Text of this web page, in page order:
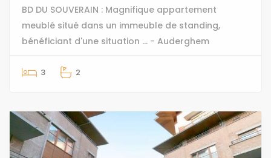
BD DU SOUVERAIN : Magnifique appartement
meublé situé dans un immeuble de standing,
bénéficiant d'une situation ... - Auderghem
3 2